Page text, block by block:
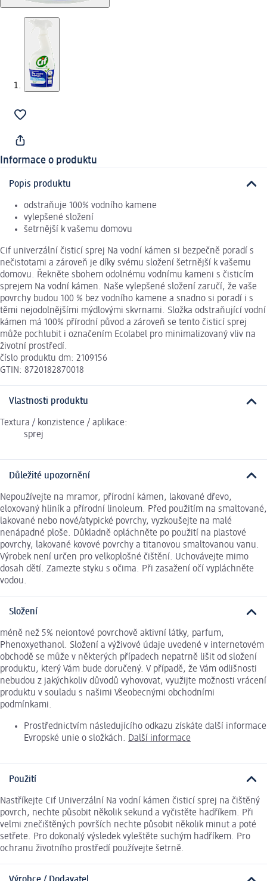
Informace o produktu
Popis produktu
odstraňuje 100% vodního kamene
vylepšené složení
šetrnější k vašemu domovu
Cif univerzální čisticí sprej Na vodní kámen si bezpečně poradí s
nečistotami a zároveň je díky svému složení šetrnější k vašemu
domovu. Řekněte sbohem odolnému vodnímu kameni s čisticím
sprejem Na vodní kámen. Naše vylepšené složení zaručí, že vaše
povrchy budou 100 % bez vodního kamene a snadno si poradí i s
těmi nejodolnějšími mýdlovými skvrnami. Složka odstraňující vodní
kámen má 100% přírodní původ a zároveň se tento čisticí sprej
může pochlubit i označením Ecolabel pro minimalizovaný vliv na
životní prostředí.
číslo produktu dm: 2109156
GTIN: 8720182870018
Vlastnosti produktu
Textura / konzistence / aplikace:
sprej
Důležité upozornění
Nepoužívejte na mramor, přírodní kámen, lakované dřevo,
eloxovaný hliník a přírodní linoleum. Před použitím na smaltované,
lakované nebo nové/atypické povrchy, vyzkoušejte na malé
nenápadné ploše. Důkladně opláchněte po použití na plastové
povrchy, lakované kovové povrchy a titanovou smaltovanou vanu.
Výrobek není určen pro velkoplošné čištění. Uchovávejte mimo
dosah dětí. Zamezte styku s očima. Při zasažení očí vypláchněte
vodou.
Složení
méně než 5% neiontové povrchově aktivní látky, parfum,
Phenoxyethanol. Složení a výživové údaje uvedené v internetovém
obchodě se může v některých případech nepatrně lišit od složení
produktu, který Vám bude doručený. V případě, že Vám odlišnosti
nebudou z jakýchkoliv důvodů vyhovovat, využijte možnosti vrácení
produktu v souladu s našimi Všeobecnými obchodními
podmínkami.
Prostřednictvím následujícího odkazu získáte další informace
Evropské unie o složkách. Další informace
Použití
Nastříkejte Cif Univerzální Na vodní kámen čisticí sprej na čištěný
povrch, nechte působit několik sekund a vyčistěte hadříkem. Při
velmi znečištěných površích nechte působit několik minut a poté
setřete. Pro dokonalý výsledek vyleštěte suchým hadříkem. Pro
ochranu životního prostředí používejte šetrně.